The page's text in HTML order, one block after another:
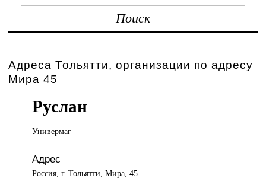
Поиск
Адреса Тольятти, организации по адресу
Мира 45
Руслан
Универмаг
Адрес
Россия, г. Тольятти, Мира, 45